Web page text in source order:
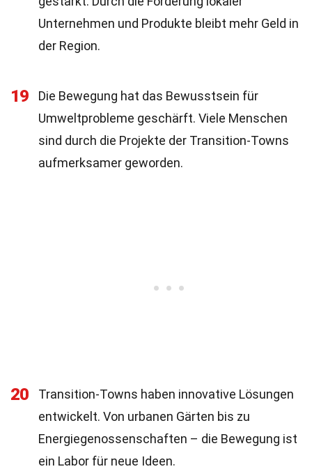
Unternehmen und Produkte bleibt mehr Geld in
der Region.
19
Die Bewegung hat das Bewusstsein für
Umweltprobleme geschärft. Viele Menschen
sind durch die Projekte der Transition-Towns
aufmerksamer geworden.
20
Transition-Towns haben innovative Lösungen
entwickelt. Von urbanen Gärten bis zu
Energiegenossenschaften – die Bewegung ist
ein Labor für neue Ideen.